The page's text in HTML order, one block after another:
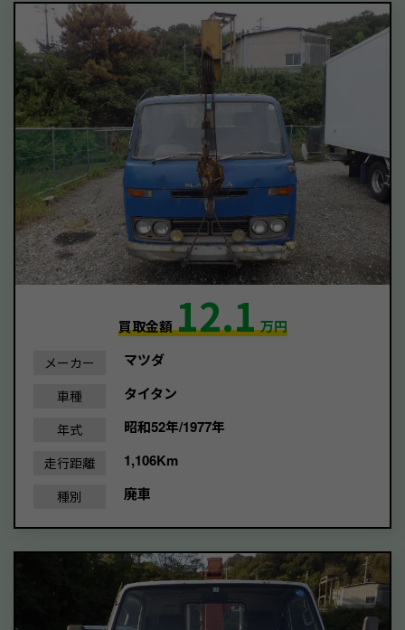
買取金額12.1万円
メーカー マツダ
車種 タイタン
年式 昭和52年/1977年
走行距離 1,106Km
種別 廃車